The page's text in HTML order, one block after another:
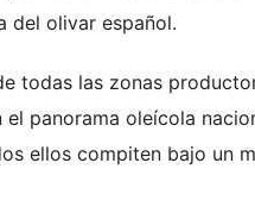
del olivar español.
todas las zonas
panorama oleícola
ellos compiten bajo un